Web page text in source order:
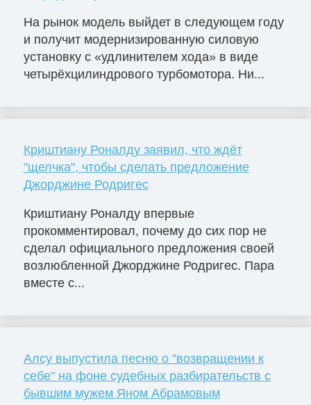
На рынок модель выйдет в следующем году
и получит модернизированную силовую
установку с «удлинителем хода» в виде
четырёхцилиндрового турбомотора. Ни...
Криштиану Роналду заявил, что ждёт
"щелчка", чтобы сделать предложение
Джорджине Родригес
Криштиану Роналду впервые
прокомментировал, почему до сих пор не
сделал официального предложения своей
возлюбленной Джорджине Родригес. Пара
вместе с...
Алсу выпустила песню о "возвращении к
себе" на фоне судебных разбирательств с
бывшим мужем Яном Абрамовым